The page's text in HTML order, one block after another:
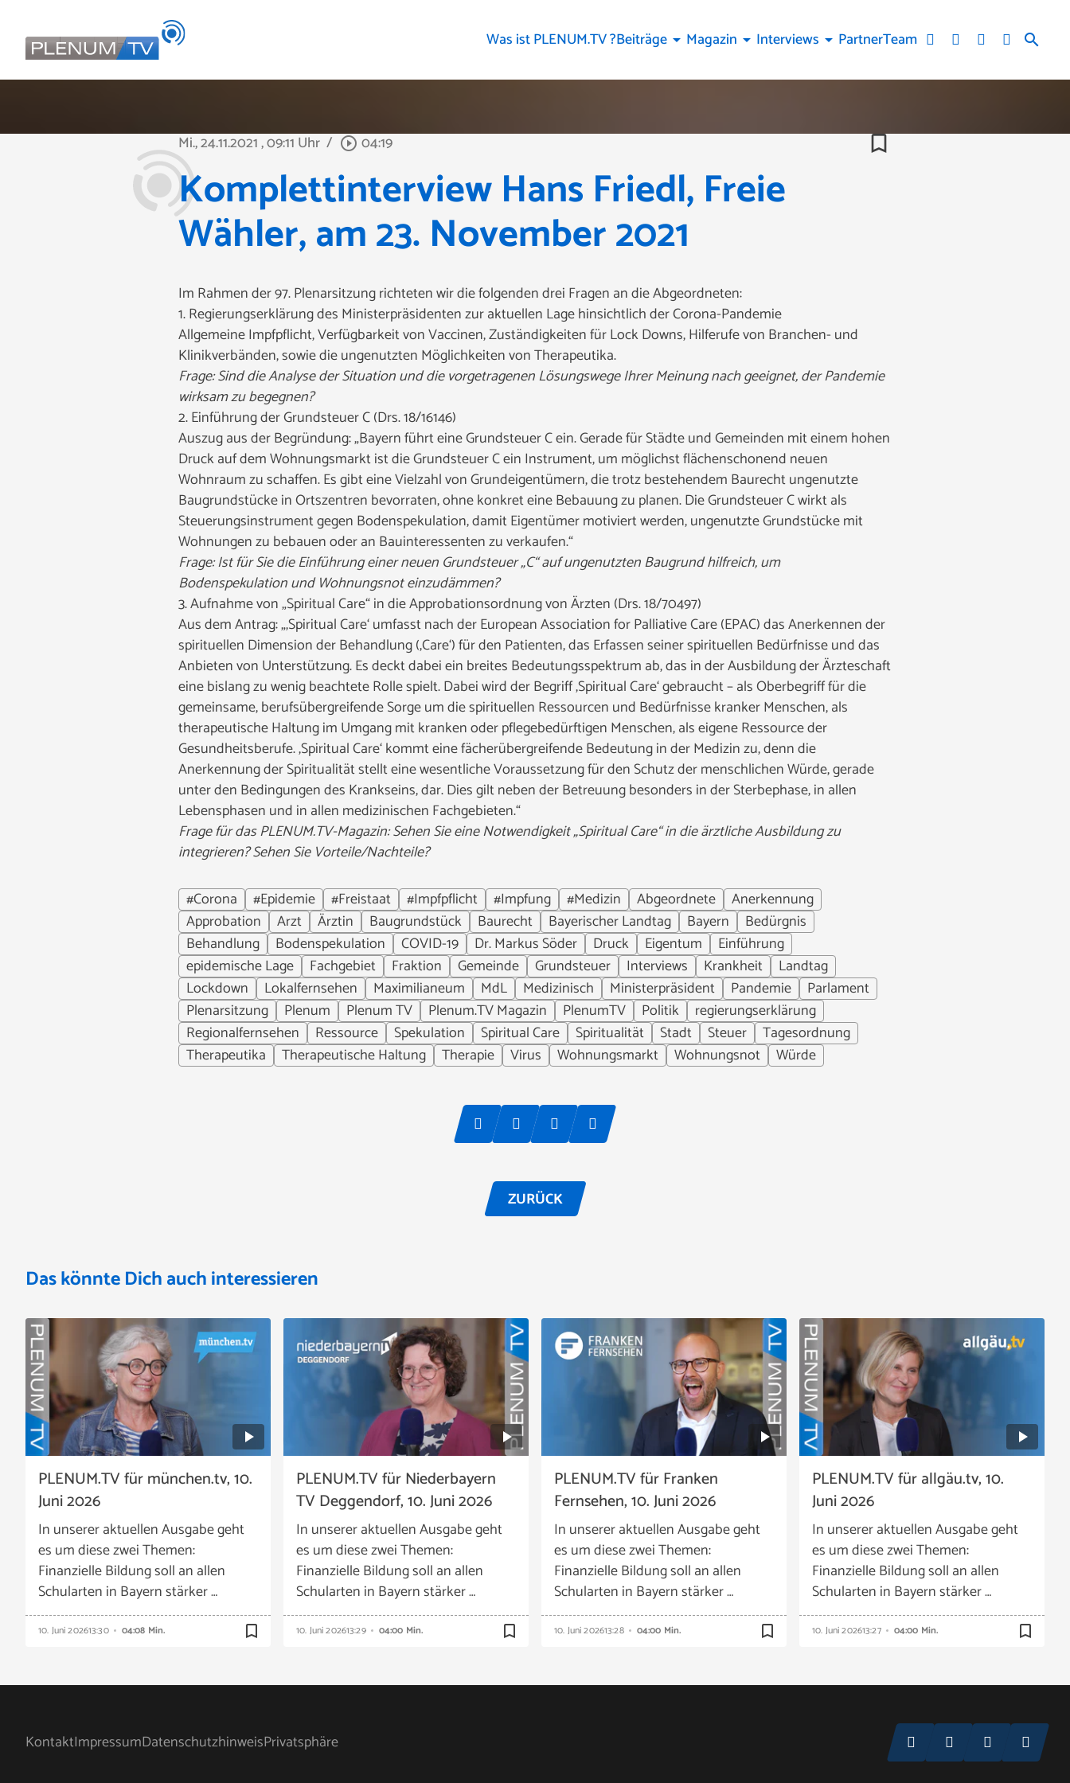
search
Was ist PLENUM.TV ?Beiträge arrow_drop_down Magazin arrow_drop_down Interviews arrow_drop_down PartnerTeam
Mi., 24.11.2021, 09:11 Uhr / play_circle_outline 04:19 bookmark_border
Komplettinterview Hans Friedl, Freie
Wähler, am 23. November 2021
Im Rahmen der 97. Plenarsitzung richteten wir die folgenden drei Fragen an die Abgeordneten:
1. Regierungserklärung des Ministerpräsidenten zur aktuellen Lage hinsichtlich der Corona-Pandemie
Allgemeine Impfpflicht, Verfügbarkeit von Vaccinen, Zuständigkeiten für Lock Downs, Hilferufe von Branchen- und
Klinikverbänden, sowie die ungenutzten Möglichkeiten von Therapeutika.
Frage: Sind die Analyse der Situation und die vorgetragenen Lösungswege Ihrer Meinung nach geeignet, der Pandemie
wirksam zu begegnen?
2. Einführung der Grundsteuer C (Drs. 18/16146)
Auszug aus der Begründung: „Bayern führt eine Grundsteuer C ein. Gerade für Städte und Gemeinden mit einem hohen
Druck auf dem Wohnungsmarkt ist die Grundsteuer C ein Instrument, um möglichst flächenschonend neuen
Wohnraum zu schaffen. Es gibt eine Vielzahl von Grundeigentümern, die trotz bestehendem Baurecht ungenutzte
Baugrundstücke in Ortszentren bevorraten, ohne konkret eine Bebauung zu planen. Die Grundsteuer C wirkt als
Steuerungsinstrument gegen Bodenspekulation, damit Eigentümer motiviert werden, ungenutzte Grundstücke mit
Wohnungen zu bebauen oder an Bauinteressenten zu verkaufen.“
Frage: Ist für Sie die Einführung einer neuen Grundsteuer „C“ auf ungenutzten Baugrund hilfreich, um
Bodenspekulation und Wohnungsnot einzudämmen?
3. Aufnahme von „Spiritual Care“ in die Approbationsordnung von Ärzten (Drs. 18/70497)
Aus dem Antrag: „‚Spiritual Care‘ umfasst nach der European Association for Palliative Care (EPAC) das Anerkennen der
spirituellen Dimension der Behandlung (‚Care‘) für den Patienten, das Erfassen seiner spirituellen Bedürfnisse und das
Anbieten von Unterstützung. Es deckt dabei ein breites Bedeutungsspektrum ab, das in der Ausbildung der Ärzteschaft
eine bislang zu wenig beachtete Rolle spielt. Dabei wird der Begriff ‚Spiritual Care‘ gebraucht – als Oberbegriff für die
gemeinsame, berufsübergreifende Sorge um die spirituellen Ressourcen und Bedürfnisse kranker Menschen, als
therapeutische Haltung im Umgang mit kranken oder pflegebedürftigen Menschen, als eigene Ressource der
Gesundheitsberufe. ‚Spiritual Care‘ kommt eine fächerübergreifende Bedeutung in der Medizin zu, denn die
Anerkennung der Spiritualität stellt eine wesentliche Voraussetzung für den Schutz der menschlichen Würde, gerade
unter den Bedingungen des Krankseins, dar. Dies gilt neben der Betreuung besonders in der Sterbephase, in allen
Lebensphasen und in allen medizinischen Fachgebieten.“
Frage für das PLENUM.TV-Magazin: Sehen Sie eine Notwendigkeit „Spiritual Care“ in die ärztliche Ausbildung zu
integrieren? Sehen Sie Vorteile/Nachteile?
#Corona
#Epidemie #Freistaat #Impfpflicht #Impfung #Medizin Abgeordnete
Anerkennung
Approbation
Arzt Ärztin Baugrundstück Baurecht Bayerischer Landtag Bayern
Bedürgnis
Behandlung
Bodenspekulation COVID-19 Dr. Markus Söder Druck Eigentum
Einführung
epidemische Lage
Fachgebiet Fraktion Gemeinde Grundsteuer Interviews Krankheit
Landtag
Lockdown
Lokalfernsehen Maximilianeum MdL Medizinisch Ministerpräsident Pandemie
Parlament
Plenarsitzung
Plenum Plenum TV Plenum.TV Magazin PlenumTV Politik
regierungserklärung
Regionalfernsehen
Ressource Spekulation Spiritual Care Spiritualität Stadt Steuer
Tagesordnung
Therapeutika
Therapeutische Haltung Therapie Virus Wohnungsmarkt Wohnungsnot Würde
ZURÜCK
Das könnte Dich auch interessieren
PLENUM.TV für münchen.tv, 10.
Juni 2026
In unserer aktuellen Ausgabe geht
es um diese zwei Themen:
Finanzielle Bildung soll an allen
Schularten in Bayern stärker …
10. Juni 202613:30 04:08 Min. bookmark_border
PLENUM.TV für Niederbayern
TV Deggendorf, 10. Juni 2026
In unserer aktuellen Ausgabe geht
es um diese zwei Themen:
Finanzielle Bildung soll an allen
Schularten in Bayern stärker …
10. Juni 202613:29 04:00 Min. bookmark_border
PLENUM.TV für Franken
Fernsehen, 10. Juni 2026
In unserer aktuellen Ausgabe geht
es um diese zwei Themen:
Finanzielle Bildung soll an allen
Schularten in Bayern stärker …
10. Juni 202613:28 04:00 Min. bookmark_border
PLENUM.TV für allgäu.tv, 10.
Juni 2026
In unserer aktuellen Ausgabe geht
es um diese zwei Themen:
Finanzielle Bildung soll an allen
Schularten in Bayern stärker …
10. Juni 202613:27 04:00 Min. bookmark_border
KontaktImpressumDatenschutzhinweisPrivatsphäre